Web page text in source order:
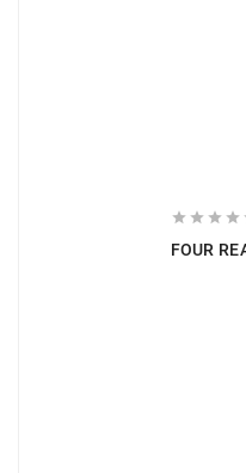
   